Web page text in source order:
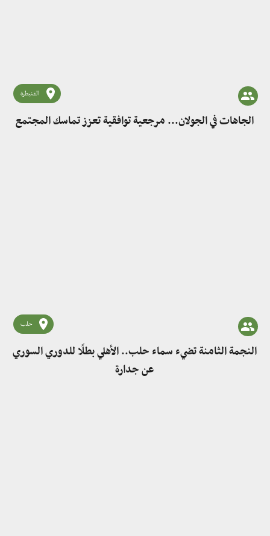
القنيطرة
الجاهات في الجولان... مرجعية توافقية تعزز تماسك المجتمع
حلب
النجمة الثامنة تضيء سماء حلب.. الأهلي بطلًا للدوري السوري
عن جدارة